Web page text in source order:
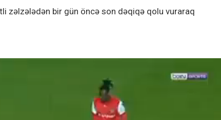
zəlzələdən bir gün öncə son dəqiqə qolu vuraraq